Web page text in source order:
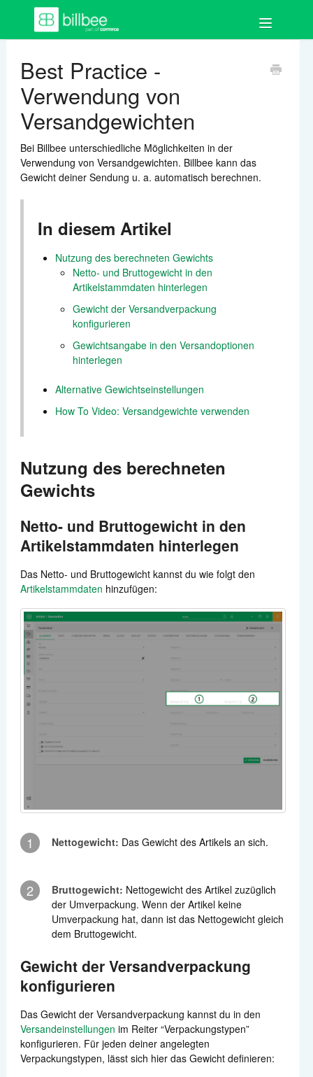
Toggle
Los geht's
Bestellungen
Auftragsdokumente
Kund:innen
Shops & Marktplätze
Automatisierung
Weitere Anbindungen
Best Practice -
Verwendung von
Versandgewichten
Bei Billbee unterschiedliche Möglichkeiten in der
Verwendung von Versandgewichten. Billbee kann das
Gewicht deiner Sendung u. a. automatisch berechnen.
In diesem Artikel
Nutzung des berechneten Gewichts
Netto- und Bruttogewicht in den
Artikelstammdaten hinterlegen
Gewicht der Versandverpackung
konfigurieren
Gewichtsangabe in den Versandoptionen
hinterlegen
Alternative Gewichtseinstellungen
How To Video: Versandgewichte verwenden
Nutzung des berechneten
Gewichts
Netto- und Bruttogewicht in den
Artikelstammdaten hinterlegen
Das Netto- und Bruttogewicht kannst du wie folgt den
Artikelstammdaten hinzufügen:
1 Nettogewicht: Das Gewicht des Artikels an sich.
2 Bruttogewicht: Nettogewicht des Artikel zuzüglich
der Umverpackung. Wenn der Artikel keine
Umverpackung hat, dann ist das Nettogewicht gleich
dem Bruttogewicht.
Gewicht der Versandverpackung
konfigurieren
Das Gewicht der Versandverpackung kannst du in den
Versandeinstellungen im Reiter “Verpackungstypen”
konfigurieren. Für jeden deiner angelegten
Verpackungstypen, lässt sich hier das Gewicht definieren: